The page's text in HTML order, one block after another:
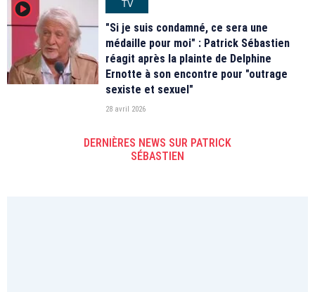
player2
TV
"Si je suis condamné, ce sera une
médaille pour moi" : Patrick Sébastien
réagit après la plainte de Delphine
Ernotte à son encontre pour "outrage
sexiste et sexuel"
28 avril 2026
DERNIÈRES NEWS SUR PATRICK
SÉBASTIEN